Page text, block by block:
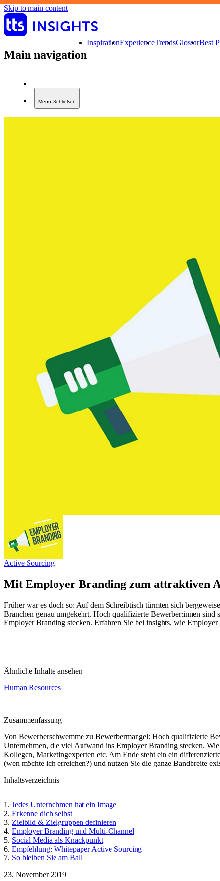
Skip to main content
Main navigation
InspirationExperienceTrendsGlossarBest
Menü Schließen
Active Sourcing
Mit Employer Branding zum attraktiven
Früher war es doch so: Auf dem Schreibtisch türmten sich
Branchen genau umgekehrt. Hoch qualifizierte Bewerber:innen sind
Employer Branding stecken. Erfahren Sie bei insights, wie
Ähnliche Inhalte ansehen
Human Resources
Zusammenfassung
Von Bewerberschwemme zu Bewerbermangel: Hoch qualifizierte
Unternehmen, die viel Aufwand ins Employer Branding stecken.
Kollegen, Marketingexperten etc. Am Ende steht ein ein
(wen möchte ich erreichen?) und nutzen Sie die ganze Bandbreite
Inhaltsverzeichnis
Jedes Unternehmen hat ein Image
Erkenne dich selbst
Zielbild & Zielgruppen definieren
Employer Branding und Multi-Channel
Social Media als Knackpunkt
Empfehlung: Whitepaper Active Sourcing
So bleiben Sie am Ball
23. November 2019